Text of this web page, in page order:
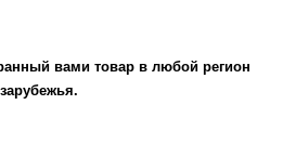
вами товар в любой регион